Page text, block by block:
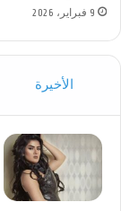
9 فبراير، 2026
الأخيرة